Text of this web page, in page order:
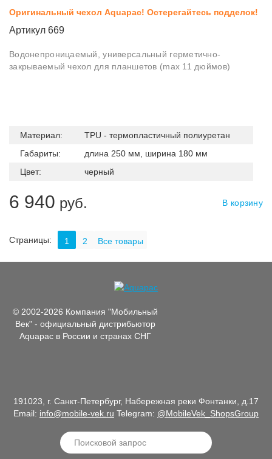
Оригинальный чехол Aquapac! Остерегайтесь подделок!
Артикул 669
Водонепроницаемый, универсальный герметично-
закрываемый чехол для планшетов (max 11 дюймов)
Материал:
TPU - термопластичный полиуретан
Габариты:
длина 250 мм, ширина 180 мм
Цвет:
черный
6 940 руб. В корзину
Страницы: 1 2 Все товары
© 2002-2026 Компания "Мобильный
Век" - официальный дистрибьютор
Aquapac в России и странах СНГ
191023, г. Санкт-Петербург, Набережная реки Фонтанки, д.17
Email: info@mobile-vek.ru Telegram: @MobileVek_ShopsGroup